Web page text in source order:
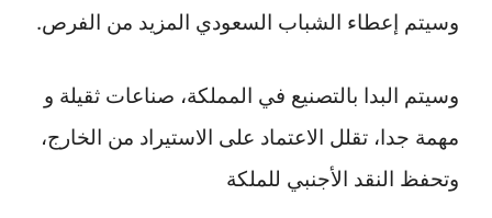
وسيتم إعطاء الشباب السعودي المزيد من الفرص.
وسيتم البدا بالتصنيع في المملكة، صناعات ثقيلة و
مهمة جدا، تقلل الاعتماد على الاستيراد من الخارج،
وتحفظ النقد الأجنبي للملكة